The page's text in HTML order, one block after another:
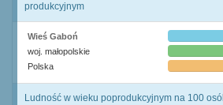
produkcyjnym
Wieś Gaboń
woj. małopolskie
Polska
Ludność w wieku poprodukcyjnym na 100